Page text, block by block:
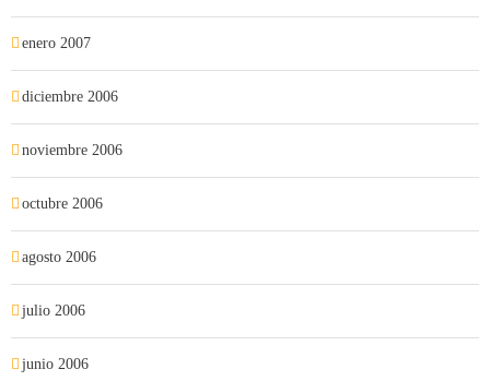
enero 2007
diciembre 2006
noviembre 2006
octubre 2006
agosto 2006
julio 2006
junio 2006